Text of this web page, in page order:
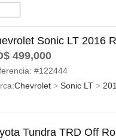
Sonic LT 2016
499,000
#122444
Chevrolet> Sonic LT>
Tundra TRD Off